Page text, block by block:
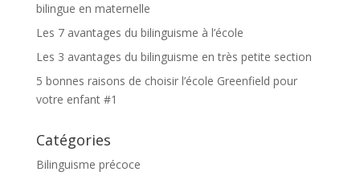
bilingue en maternelle
Les 7 avantages du bilinguisme à l’école
Les 3 avantages du bilinguisme en très petite section
5 bonnes raisons de choisir l’école Greenfield pour
votre enfant #1
Catégories
Bilinguisme précoce